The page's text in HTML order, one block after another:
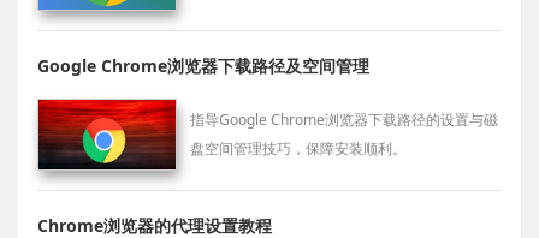
Google Chrome浏览器下载路径及空间管理
指导Google Chrome浏览器下载路径的设置与磁
盘空间管理技巧，保障安装顺利。
Chrome浏览器的代理设置教程